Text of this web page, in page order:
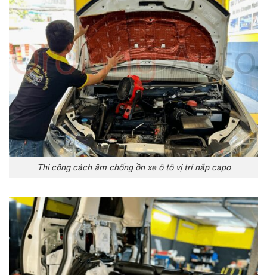
Thi công cách âm chống ồn xe ô tô vị trí nắp capo